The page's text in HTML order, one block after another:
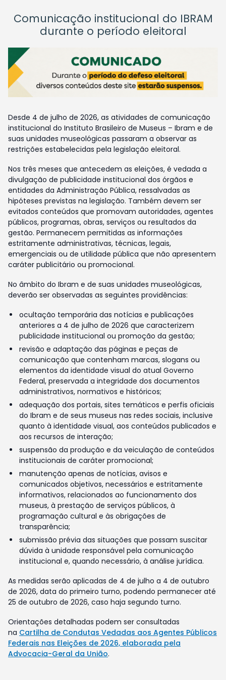
Comunicação institucional do IBRAM
durante o período eleitoral
Desde 4 de julho de 2026, as atividades de comunicação
institucional do Instituto Brasileiro de Museus – Ibram e de
suas unidades museológicas passaram a observar as
restrições estabelecidas pela legislação eleitoral.
Nos três meses que antecedem as eleições, é vedada a
divulgação de publicidade institucional dos órgãos e
entidades da Administração Pública, ressalvadas as
hipóteses previstas na legislação. Também devem ser
evitados conteúdos que promovam autoridades, agentes
públicos, programas, obras, serviços ou resultados da
gestão. Permanecem permitidas as informações
estritamente administrativas, técnicas, legais,
emergenciais ou de utilidade pública que não apresentem
caráter publicitário ou promocional.
No âmbito do Ibram e de suas unidades museológicas,
deverão ser observadas as seguintes providências:
ocultação temporária das notícias e publicações
anteriores a 4 de julho de 2026 que caracterizem
publicidade institucional ou promoção da gestão;
revisão e adaptação das páginas e peças de
comunicação que contenham marcas, slogans ou
elementos da identidade visual do atual Governo
Federal, preservada a integridade dos documentos
administrativos, normativos e históricos;
adequação dos portais, sites temáticos e perfis oficiais
do Ibram e de seus museus nas redes sociais, inclusive
quanto à identidade visual, aos conteúdos publicados e
aos recursos de interação;
suspensão da produção e da veiculação de conteúdos
institucionais de caráter promocional;
manutenção apenas de notícias, avisos e
comunicados objetivos, necessários e estritamente
informativos, relacionados ao funcionamento dos
museus, à prestação de serviços públicos, à
programação cultural e às obrigações de
transparência;
submissão prévia das situações que possam suscitar
dúvida à unidade responsável pela comunicação
institucional e, quando necessário, à análise jurídica.
As medidas serão aplicadas de 4 de julho a 4 de outubro
de 2026, data do primeiro turno, podendo permanecer até
25 de outubro de 2026, caso haja segundo turno.
Orientações detalhadas podem ser consultadas
na Cartilha de Condutas Vedadas aos Agentes Públicos
Federais nas Eleições de 2026, elaborada pela
Advocacia-Geral da União.